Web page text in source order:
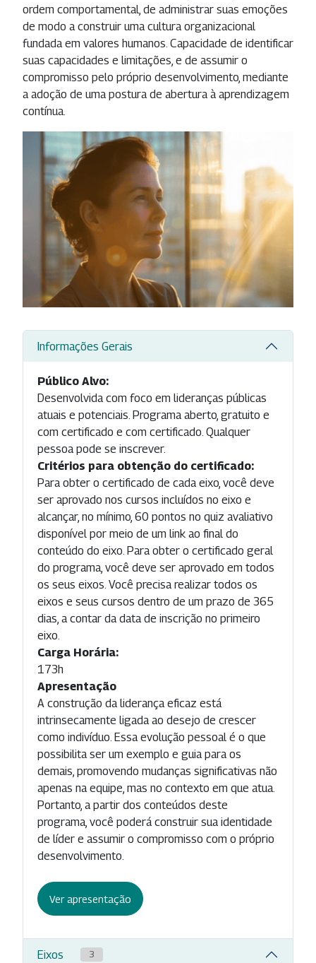
ordem comportamental, de administrar suas emoções
de modo a construir uma cultura organizacional
fundada em valores humanos. Capacidade de identificar
suas capacidades e limitações, e de assumir o
compromisso pelo próprio desenvolvimento, mediante
a adoção de uma postura de abertura à aprendizagem
contínua.
Informações Gerais
Público Alvo:
Desenvolvida com foco em lideranças públicas
atuais e potenciais. Programa aberto, gratuito e
com certificado e com certificado. Qualquer
pessoa pode se inscrever.
Critérios para obtenção do certificado:
Para obter o certificado de cada eixo, você deve
ser aprovado nos cursos incluídos no eixo e
alcançar, no mínimo, 60 pontos no quiz avaliativo
disponível por meio de um link ao final do
conteúdo do eixo. Para obter o certificado geral
do programa, você deve ser aprovado em todos
os seus eixos. Você precisa realizar todos os
eixos e seus cursos dentro de um prazo de 365
dias, a contar da data de inscrição no primeiro
eixo.
Carga Horária:
173h
Apresentação
A construção da liderança eficaz está
intrinsecamente ligada ao desejo de crescer
como indivíduo. Essa evolução pessoal é o que
possibilita ser um exemplo e guia para os
demais, promovendo mudanças significativas não
apenas na equipe, mas no contexto em que atua.
Portanto, a partir dos conteúdos deste
programa, você poderá construir sua identidade
de líder e assumir o compromisso com o próprio
desenvolvimento.
Ver apresentação
Eixos 3